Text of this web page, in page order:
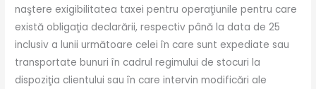
naştere exigibilitatea taxei pentru operaţiunile pentru care
există obligaţia declarării, respectiv până la data de 25
inclusiv a lunii următoare celei în care sunt expediate sau
transportate bunuri în cadrul regimului de stocuri la
dispoziţia clientului sau în care intervin modificări ale